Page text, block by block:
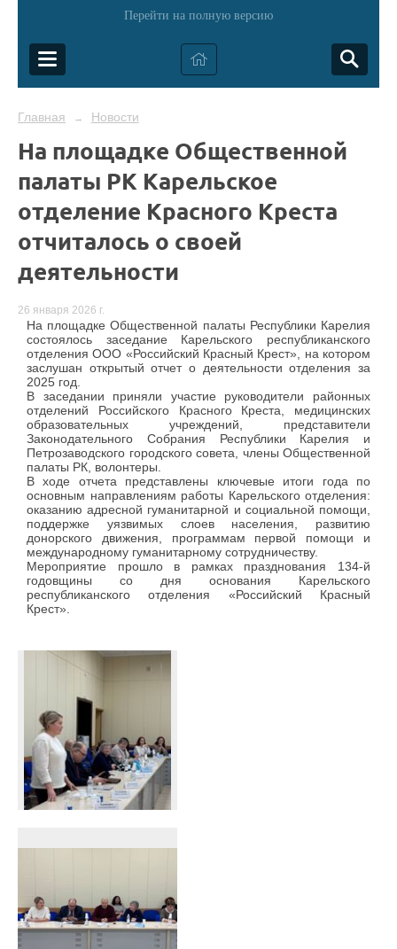
Перейти на полную версию
Главная → Новости
На площадке Общественной
палаты РК Карельское
отделение Красного Креста
отчиталось о своей
деятельности
26 января 2026 г.
На площадке Общественной палаты Республики Карелия
состоялось заседание Карельского республиканского
отделения ООО «Российский Красный Крест», на котором
заслушан открытый отчет о деятельности отделения за
2025 год.
В заседании приняли участие руководители районных
отделений Российского Красного Креста, медицинских
образовательных учреждений, представители
Законодательного Собрания Республики Карелия и
Петрозаводского городского совета, члены Общественной
палаты РК, волонтеры.
В ходе отчета представлены ключевые итоги года по
основным направлениям работы Карельского отделения:
оказанию адресной гуманитарной и социальной помощи,
поддержке уязвимых слоев населения, развитию
донорского движения, программам первой помощи и
международному гуманитарному сотрудничеству.
Мероприятие прошло в рамках празднования 134-й
годовщины со дня основания Карельского
республиканского отделения «Российский Красный
Крест».